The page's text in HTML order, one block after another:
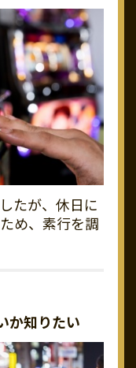
たが、休日に
め、素行を調
か知りたい